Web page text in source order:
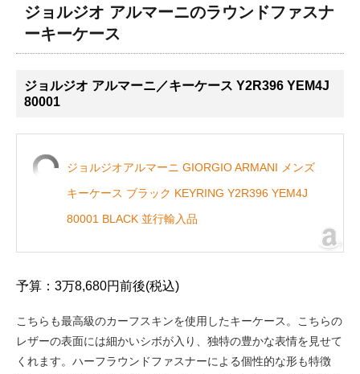
ジョルジオ アルマーニのラウンドファスナ
ーキーケース
ジョルジオ アルマーニ／キーケース Y2R396 YEM4J
80001
ジョルジオアルマーニ GIORGIO ARMANI メンズ
キーケース ブラック KEYRING Y2R396 YEM4J
80001 BLACK 並行輸入品
予算：3万8,680円前後(税込)
こちらも最高級のカーフスキンを使用したキーケース。こちらの
レザーの表面には細かいシボが入り、独特の豊かな表情を見せて
くれます。ハーフラウンドファスナーによる個性的な形も特徴